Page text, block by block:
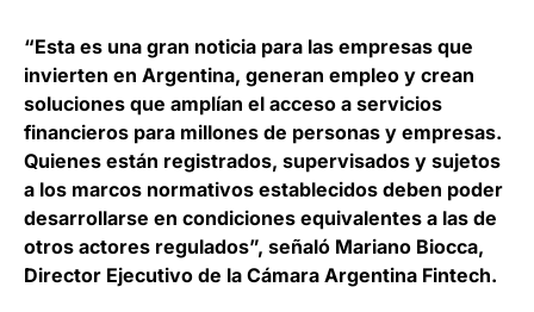
“Esta es una gran noticia para las empresas que
invierten en Argentina, generan empleo y crean
soluciones que amplían el acceso a servicios
financieros para millones de personas y empresas.
Quienes están registrados, supervisados y sujetos
a los marcos normativos establecidos deben poder
desarrollarse en condiciones equivalentes a las de
otros actores regulados”, señaló Mariano Biocca,
Director Ejecutivo de la Cámara Argentina Fintech.